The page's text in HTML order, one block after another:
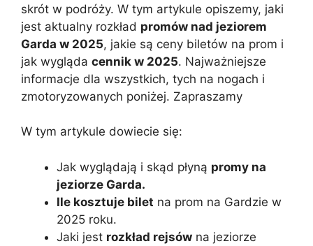
skrót w podróży. W tym artykule opiszemy, jaki
jest aktualny rozkład promów nad jeziorem
Garda w 2025, jakie są ceny biletów na prom i
jak wygląda cennik w 2025. Najważniejsze
informacje dla wszystkich, tych na nogach i
zmotoryzowanych poniżej. Zapraszamy
W tym artykule dowiecie się:
Jak wyglądają i skąd płyną promy na
jeziorze Garda.
Ile kosztuje bilet na prom na Gardzie w
2025 roku.
Jaki jest rozkład rejsów na jeziorze